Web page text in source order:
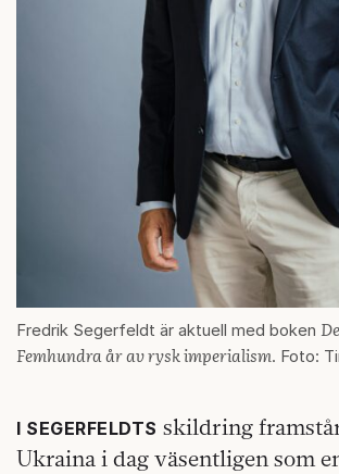
Fredrik Segerfeldt är aktuell med boken
Femhundra år av rysk imperialism. Foto:
I SEGERFELDTS skildring
Ukraina i dag väsentligen som